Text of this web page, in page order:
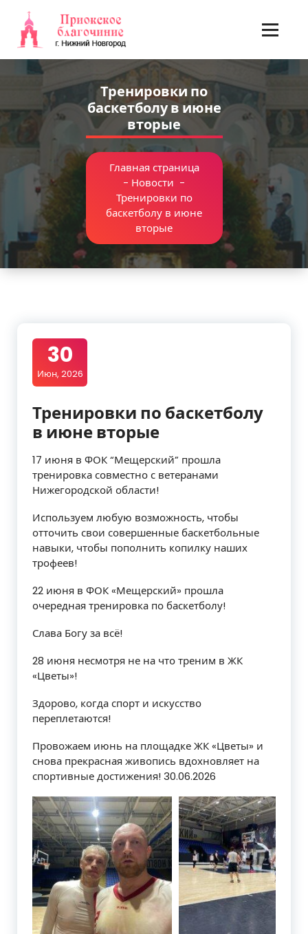
содержимому
Тренировки по
баскетболу в июне
вторые
Главная страница
- Новости -
Тренировки по
баскетболу в июне
вторые
30
Июн, 2026
Тренировки по баскетболу
в июне вторые
17 июня в ФОК “Мещерский” прошла
тренировка совместно с ветеранами
Нижегородской области!
Используем любую возможность, чтобы
отточить свои совершенные баскетбольные
навыки, чтобы пополнить копилку наших
трофеев!
22 июня в ФОК «Мещерский» прошла
очередная тренировка по баскетболу!
Слава Богу за всё!
28 июня несмотря не на что треним в ЖК
«Цветы»!
Здорово, когда спорт и искусство
переплетаются!
Провожаем июнь на площадке ЖК «Цветы» и
снова прекрасная живопись вдохновляет на
спортивные достижения! 30.06.2026